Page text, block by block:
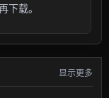
下载。
显示更多